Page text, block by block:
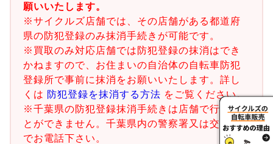
願いいたします。
※サイクルズ店舗では、その店舗がある都道府
県の防犯登録のみ抹消手続きが可能です。
※買取のみ対応店舗では防犯登録の抹消はでき
かねますので、お住まいの自治体の自転車防犯
登録所で事前に抹消をお願いいたします。詳し
くは 防犯登録を抹消する方法 をご覧ください。
※千葉県の防犯登録抹消手続きは店舗で行うこ
とができません。千葉県内の警察署又は交番ま
でお電話下さい。